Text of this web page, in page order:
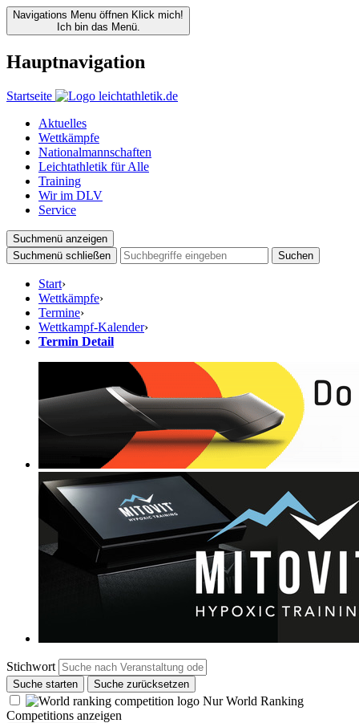
Navigations Menu öffnen Klick mich!
Ich bin das Menü.
Hauptnavigation
Startseite
Aktuelles
Wettkämpfe
Nationalmannschaften
Leichtathletik für Alle
Training
Wir im DLV
Service
Suchmenü anzeigen
Suchmenü schließen
Suchen
Start›
Wettkämpfe›
Termine›
Wettkampf-Kalender›
Termin Detail
Stichwort
Suche starten Suche zurücksetzen
Nur World Ranking
Competitions anzeigen